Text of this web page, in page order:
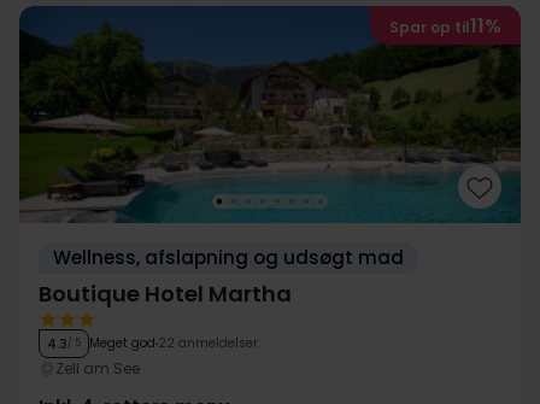
Spar op til11%
Wellness, afslapning og udsøgt mad
Boutique Hotel Martha
4.3/ 5 Meget god 22 anmeldelser
Zell am See